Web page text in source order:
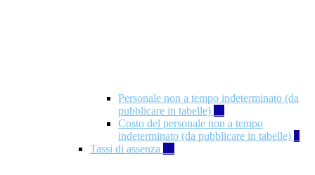
Personale non a tempo indeterminato (da
pubblicare in tabelle) 11
Costo del personale non a tempo
indeterminato (da pubblicare in tabelle) 8
Tassi di assenza 12